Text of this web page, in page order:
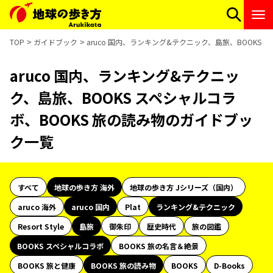
TOP ガイドブック aruco 国内、ランキング&テクニック、島旅、BOOKS
aruco 国内、ランキング&テクニッ
ク、島旅、BOOKS スペシャルコラ
ボ、BOOKS 旅の読み物のガイドブッ
ク一覧
すべて 地球の歩き方 海外
地球の歩き方 Jシリーズ（国内）
aruco 海外
aruco 国内 Plat
ランキング&テクニック
Resort Style
島旅 御朱印 歴史時代
旅の図鑑
BOOKS スペシャルコラボ
BOOKS 旅の名言＆絶景
BOOKS 旅と健康
BOOKS 旅の読み物 BOOKS
D-Books